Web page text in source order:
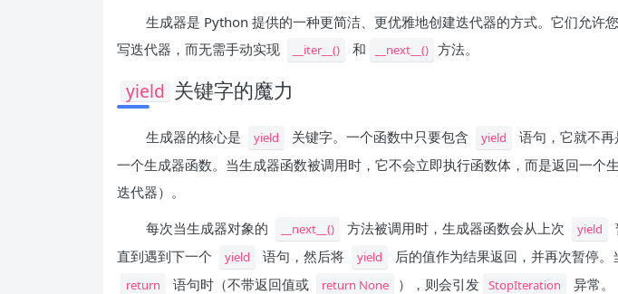
生成器是 Python 提供的一种更简洁、更优雅地创建迭代器的方式。它们允许
写迭代器，而无需手动实现
__iter__() 和 __next__() 方法。
yield 关键字的魔力
生成器的核心是 yield 关键字。一个函数中只要包含 yield
语句，它就不
一个生成器函数。当生成器函数被调用时，它不会立即执行函数体，而是返回一个
迭代器）。
每次当生成器对象的
__next__() 方法被调用时，生成器函数会从上次 yield
直到遇到下一个
yield 语句，然后将 yield 后的值作为结果返回，并再次暂停
return 语句时（不带返回值或 return None ），则会引发 StopIteration 异常。